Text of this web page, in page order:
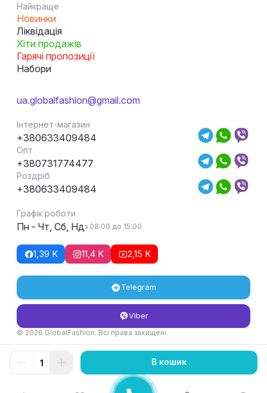
Найкраще
Новинки
Ліквідація
Хіти продажів
Гарячі пропозиції
Набори
ua.globalfashion@gmail.com
Інтернет-магазин
+380633409484
Опт
+380731774477
Роздріб
+380633409484
Графік роботи
Пн - Чт, Сб, Ндз 08:00 до 15:00
1,39 K 11,4 K 2,15 K
Telegram
Viber
© 2026 GlobalFashion. Всі права захищені.
Умови повернення та обміну товару
В кошик